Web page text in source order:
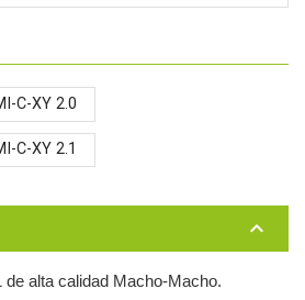
C-XY 2.0
C-XY 2.1
keyboard_arrow_up
alta calidad Macho-Macho.